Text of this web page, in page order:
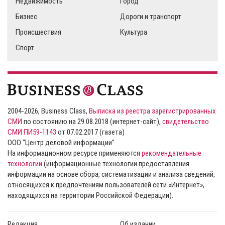
Бизнес
Дороги и транспорт
Происшествия
Культура
Спорт
2004-2026, Business Class, Выписка из реестра зарегистрированных
СМИ по состоянию на 29.08.2018 (интернет-сайт), свидетельство
СМИ ПИ59-1143 от 07.02.2017 (газета)
ООО “Центр деловой информации”
На информационном ресурсе применяются рекомендательные
технологии (информационные технологии предоставления
информации на основе сбора, систематизации и анализа сведений,
относящихся к предпочтениям пользователей сети «Интернет»,
находящихся на территории Российской Федерации).